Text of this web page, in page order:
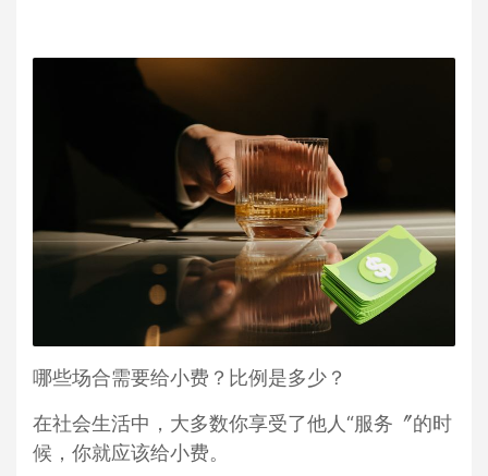
哪些场合需要给小费？比例是多少？
在社会生活中，大多数你享受了他人“服务〞的时
候，你就应该给小费。